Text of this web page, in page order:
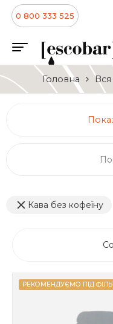
0 800 333 525
Головна Вся
Кава без кофеїну
РЕКОМЕНДУЄМО ПІД